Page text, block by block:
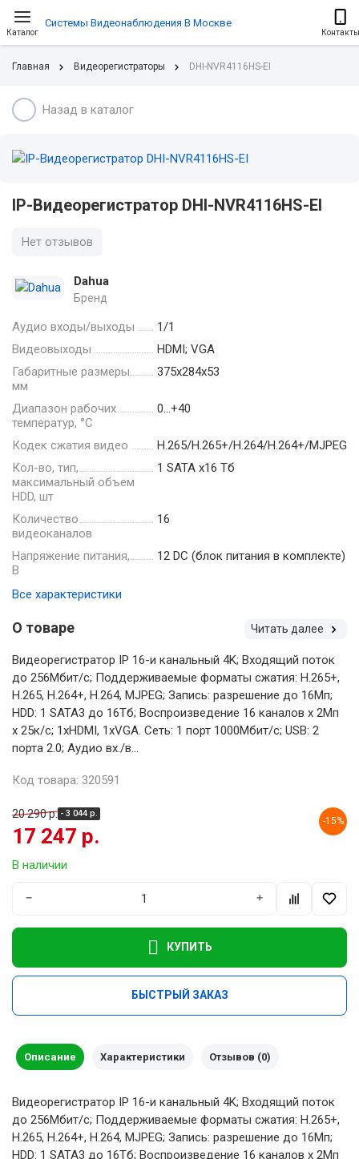
Каталог
Системы Видеонаблюдения В Москве
Контакты
Главная Видеорегистраторы DHI-NVR4116HS-EI
Назад в каталог
IP-Видеорегистратор DHI-NVR4116HS-EI
Нет отзывов
Dahua
Бренд
Аудио входы/выходы
1/1
Видеовыходы
HDMI; VGA
Габаритные размеры.
мм
375х284х53
Диапазон рабочих
температур, °С
0…+40
Кодек сжатия видео
H.265/H.265+/H.264/H.264+/MJPEG
Кол-во, тип,
максимальный объем
HDD, шт
1 SATA х16 Тб
Количество
видеоканалов
16
Напряжение питания,
В
12 DC (блок питания в комплекте)
Все характеристики
О товаре Читать далее
Видеорегистратор IP 16-и канальный 4K; Входящий поток
до 256Мбит/с; Поддерживаемые форматы сжатия: H.265+,
H.265, H.264+, H.264, MJPEG; Запись: разрешение до 16Мп;
HDD: 1 SATA3 до 16Тб; Воспроизведение 16 каналов х 2Мп
х 25к/с; 1хHDMI, 1хVGA. Сеть: 1 порт 1000Мбит/с; USB: 2
порта 2.0; Аудио вх./в...
Код товара: 320591
20 290 р. - 3 044 р.
17 247 р.
-15%
В наличии
− +
КУПИТЬ
БЫСТРЫЙ ЗАКАЗ
Описание Характеристики Отзывов (0)
Видеорегистратор IP 16-и канальный 4K; Входящий поток
до 256Мбит/с; Поддерживаемые форматы сжатия: H.265+,
H.265, H.264+, H.264, MJPEG; Запись: разрешение до 16Мп;
HDD: 1 SATA3 до 16Тб; Воспроизведение 16 каналов х 2Мп